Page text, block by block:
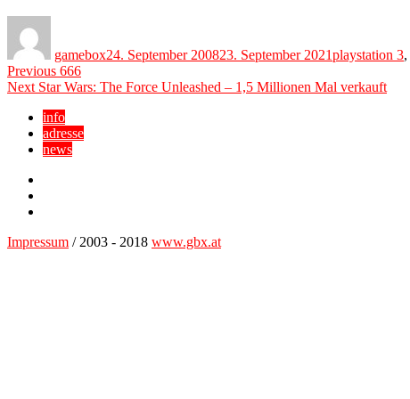
gamebox24. September 200823. September 2021playstation 3,
Beitragsnavigation
Previous Previous
post:
666
Next Next
Star Wars: The Force Unleashed – 1,5 Millionen Mal verkauft
info
adresse
news
Impressum / 2003 - 2018 www.gbx.at